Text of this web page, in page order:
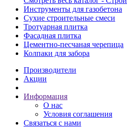
Инструменты для газобетона
Сухие строительные смеси
Тротуарная плитка
Фасадная плитка
Цементно-песчаная черепица
Колпаки для забора
Производители
Акции
Информация
О нас
Условия соглашения
Связаться с нами